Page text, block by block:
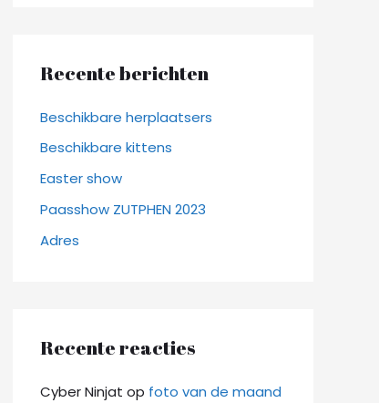
a
:
Recente berichten
Beschikbare herplaatsers
Beschikbare kittens
Easter show
Paasshow ZUTPHEN 2023
Adres
Recente reacties
Cyber Ninjat op foto van de maand